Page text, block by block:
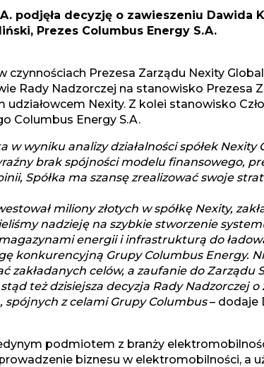
podjęła decyzję o zawieszeniu Dawida
Prezes Columbus Energy S.A.
czynnościach Prezesa Zarządu Nexity
Rady Nadzorczej na stanowisko Prezesa
Nexity. Z kolei stanowisko
Columbus Energy S.A.
wyniku analizy działalności spółek Nexity
brak spójności modelu finansowego,
Spółka ma szansę zrealizować swoje
miliony złotych w spółkę Nexity,
nadzieję na szybkie stworzenie
energii i infrastrukturą do
konkurencyjną Grupy Columbus Energy.
zakładanych celów, a zaufanie do Zarządu
też dzisiejsza decyzja Rady Nadzorczej
z celami Grupy Columbus– dodaje
podmiotem z branży
biznesu w elektromobilności,